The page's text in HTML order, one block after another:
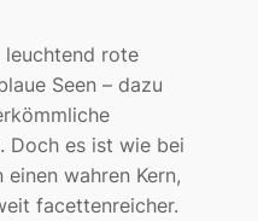
leuchtend rote
Seen – dazu
Doch es ist wie bei
einen wahren Kern,
facettenreicher.